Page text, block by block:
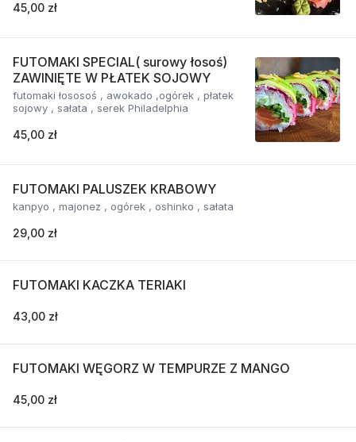
45,00 zł
FUTOMAKI SPECIAL( surowy łosoś)
ZAWINIĘTE W PŁATEK SOJOWY
futomaki łososoś , awokado ,ogórek , płatek
sojowy , sałata , serek Philadelphia
45,00 zł
FUTOMAKI PALUSZEK KRABOWY
kanpyo , majonez , ogórek , oshinko , sałata
29,00 zł
FUTOMAKI KACZKA TERIAKI
43,00 zł
FUTOMAKI WĘGORZ W TEMPURZE Z MANGO
45,00 zł